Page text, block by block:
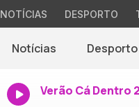
NOTÍCIAS DESPORTO
Notícias Desporto
Verão Cá Dentro